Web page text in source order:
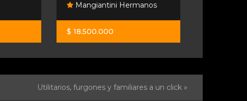
Mangiantini Hermanos
$ 18.500.000
Utilitarios, furgones y familiares a un click »